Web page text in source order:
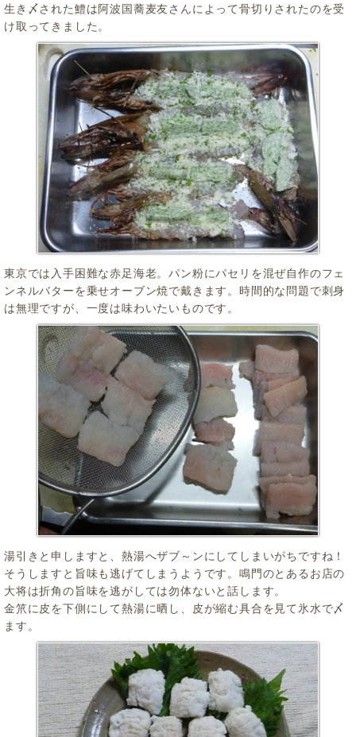
生き〆された鱧は阿波国蕎麦友さんによって骨切りされたのを受
け取ってきました。
東京では入手困難な赤足海老。パン粉にパセリを混ぜ自作のフェ
ンネルバターを乗せオーブン焼で戴きます。時間的な問題で刺身
は無理ですが、一度は味わいたいものです。
湯引きと申しますと、熱湯へザブ～ンにしてしまいがちですね！
そうしますと旨味も逃げてしまうようです。鳴門のとあるお店の
大将は折角の旨味を逃がしては勿体ないと話します。
金笊に皮を下側にして熱湯に晒し、皮が縮む具合を見て氷水で〆
ます。